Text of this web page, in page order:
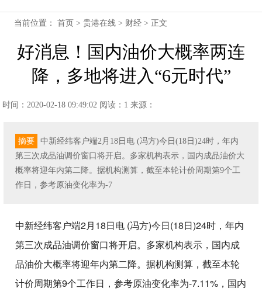
当前位置：首页 >贵港在线 > 财经 > 正文
好消息！国内油价大概率两连
降，多地将进入“6元时代”
时间：2020-02-18 09:49:02 阅读：1 来源：
摘要
中新经纬客户端2月18日电 (冯方)今日(18日)24时，年内
第三次成品油调价窗口将开启。多家机构表示，国内成品油价大
概率将迎年内第二降。据机构测算，截至本轮计价周期第9个工
作日，参考原油变化率为-7
中新经纬客户端2月18日电 (冯方)今日(18日)24时，年内
第三次成品油调价窗口将开启。多家机构表示，国内成
品油价大概率将迎年内第二降。据机构测算，截至本轮
计价周期第9个工作日，参考原油变化率为-7.11%，国内